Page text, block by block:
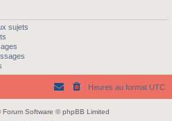
sujets
Heures au format UTC
Forum Software © phpBB Limited